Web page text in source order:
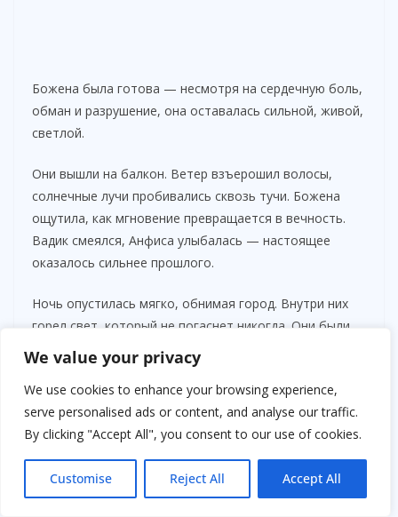
We value your privacy
We use cookies to enhance your browsing experience,
serve personalised ads or content, and analyse our traffic.
By clicking "Accept All", you consent to our use of cookies.
Customise Reject All Accept All
Божена была готова — несмотря на сердечную боль,
обман и разрушение, она оставалась сильной, живой,
светлой.
Они вышли на балкон. Ветер взъерошил волосы,
солнечные лучи пробивались сквозь тучи. Божена
ощутила, как мгновение превращается в вечность.
Вадик смеялся, Анфиса улыбалась — настоящее
оказалось сильнее прошлого.
Ночь опустилась мягко, обнимая город. Внутри них
горел свет, который не погаснет никогда. Они были
семьёй, неразделимой и счастливой, и каждое
мгновение — подарок, который стоит сохранять
Глава 3. Возрождение и новые горизонты
свободы. Город ещё спал, но воздух был наполнен
мягким светом, который проникал сквозь занавески.